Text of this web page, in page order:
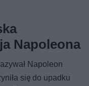
Napoleona
Napoleon
się do upadku